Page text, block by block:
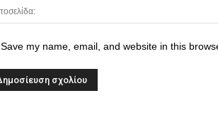
Save my name, email, and website in this